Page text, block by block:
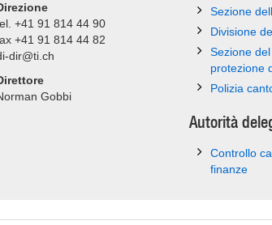
+41 91 814 44 90
+41 91 814 44 82
dir@ti.ch
Gobbi
Sezione
Divisione
Sezione
protezione
Polizia
Autorità
Controllo
finanze